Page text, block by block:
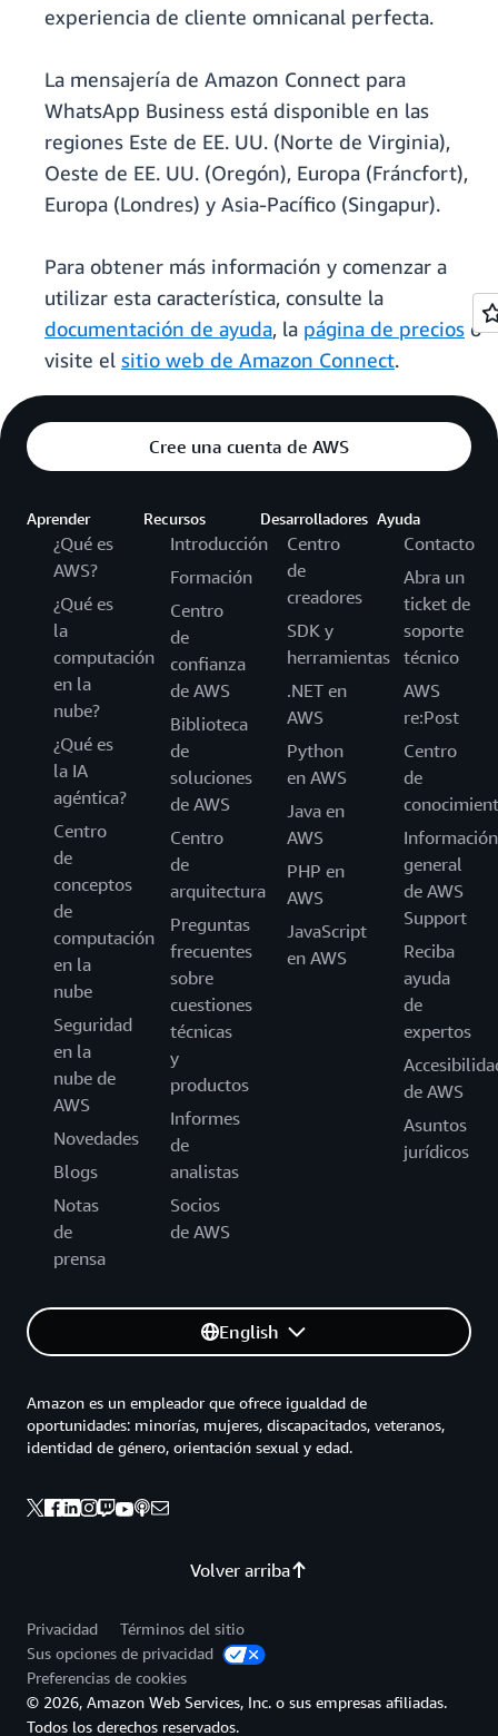
experiencia de cliente omnicanal perfecta.
La mensajería de Amazon Connect para
WhatsApp Business está disponible en las
regiones Este de EE. UU. (Norte de Virginia),
Oeste de EE. UU. (Oregón), Europa (Fráncfort),
Europa (Londres) y Asia-Pacífico (Singapur).
Para obtener más información y comenzar a
utilizar esta característica, consulte la
documentación de ayuda, la página de precios o
visite el sitio web de Amazon Connect.
Cree una cuenta de AWS
Aprender
¿Qué es
AWS?
¿Qué es
la
computación
en la
nube?
¿Qué es
la IA
agéntica?
Centro
de
conceptos
de
computación
en la
nube
Seguridad
en la
nube de
AWS
Novedades
Blogs
Notas
de
prensa
Recursos
Introducción
Formación
Centro
de
confianza
de AWS
Biblioteca
de
soluciones
de AWS
Centro
de
arquitectura
Preguntas
frecuentes
sobre
cuestiones
técnicas
y
productos
Informes
de
analistas
Socios
de AWS
Desarrolladores
Centro
de
creadores
SDK y
herramientas
.NET en
AWS
Python
en AWS
Java en
AWS
PHP en
AWS
JavaScript
en AWS
Ayuda
Contacto
Abra un
ticket de
soporte
técnico
AWS
re:Post
Centro
de
Información
general
de AWS
Support
Reciba
ayuda
de
expertos
de AWS
Asuntos
jurídicos
English
Volver arriba
Amazon es un empleador que ofrece igualdad de
oportunidades: minorías, mujeres, discapacitados, veteranos,
identidad de género, orientación sexual y edad.
Privacidad
Términos del sitio
Sus opciones de privacidad
Preferencias de cookies
© 2026, Amazon Web Services, Inc. o sus empresas afiliadas.
Todos los derechos reservados.